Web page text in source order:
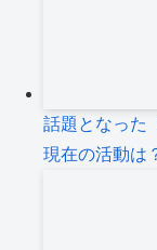
話題となった
現在の活動は